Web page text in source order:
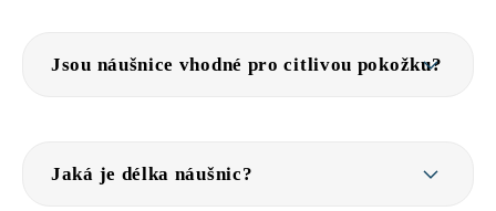
Jsou náušnice vhodné pro citlivou pokožku?
Jaká je délka náušnic?